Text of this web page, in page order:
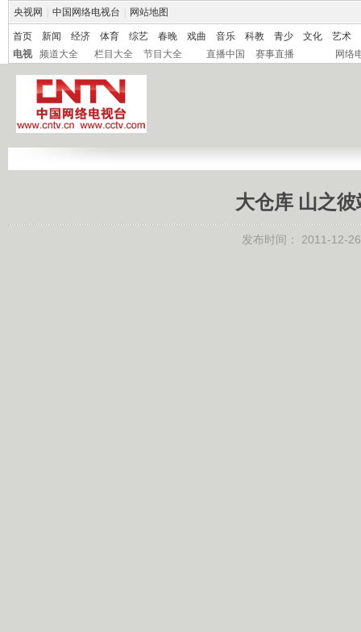
央视网 中国网络电视台 网站地图
首页 新闻 经济 体育 综艺 春晚 戏曲 音乐 科教 青少 文化
艺术
电视
频道大全 栏目大全 节目大全 直播中国 赛事直播 网络
大仓库 山之彼
发布时间： 2011-12-